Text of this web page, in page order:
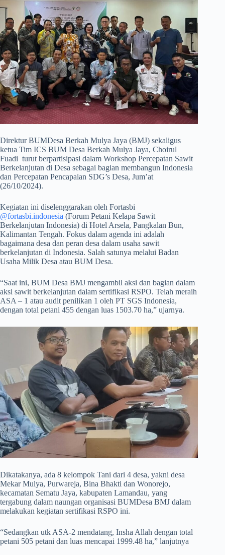
Direktur BUMDesa Berkah Mulya Jaya (BMJ) sekaligus
ketua Tim ICS BUM Desa Berkah Mulya Jaya, Choirul
Fuadi turut berpartisipasi dalam Workshop Percepatan Sawit
Berkelanjutan di Desa sebagai bagian membangun Indonesia
dan Percepatan Pencapaian SDG’s Desa, Jum’at
(26/10/2024).
Kegiatan ini diselenggarakan oleh Fortasbi
@fortasbi.indonesia (Forum Petani Kelapa Sawit
Berkelanjutan Indonesia) di Hotel Arsela, Pangkalan Bun,
Kalimantan Tengah. Fokus dalam agenda ini adalah
bagaimana desa dan peran desa dalam usaha sawit
berkelanjutan di Indonesia. Salah satunya melalui Badan
Usaha Milik Desa atau BUM Desa.
“Saat ini, BUM Desa BMJ mengambil aksi dan bagian dalam
aksi sawit berkelanjutan dalam sertifikasi RSPO. Telah meraih
ASA – 1 atau audit penilikan 1 oleh PT SGS Indonesia,
dengan total petani 455 dengan luas 1503.70 ha,” ujarnya.
Dikatakanya, ada 8 kelompok Tani dari 4 desa, yakni desa
Mekar Mulya, Purwareja, Bina Bhakti dan Wonorejo,
kecamatan Sematu Jaya, kabupaten Lamandau, yang
tergabung dalam naungan organisasi BUMDesa BMJ dalam
melakukan kegiatan sertifikasi RSPO ini.
“Sedangkan utk ASA-2 mendatang, Insha Allah dengan total
petani 505 petani dan luas mencapai 1999.48 ha,” lanjutnya